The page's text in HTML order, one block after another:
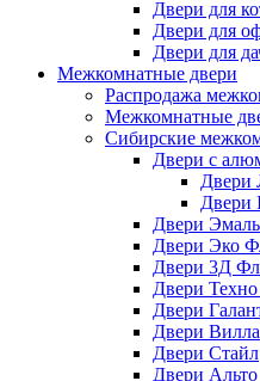
Двери для
Двери для
Двери для
Межкомнатные двери
Распродажа
Межкомнатные
Сибирские
Двери с
Двери
Двери
Двери
Двери Эко
Двери 3Д
Двери Техно
Двери
Двери Вилла
Двери Стайл
Двери Альто